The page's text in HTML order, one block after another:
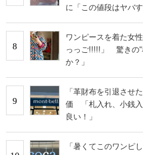
に「この値段はヤバす
8
ワンピースを着た女
っっご!!!!!」 驚きの“
か？」
9
「革財布を引退させ
価 「札入れ、小銭入
良い！」
「暑くてこのワンピ